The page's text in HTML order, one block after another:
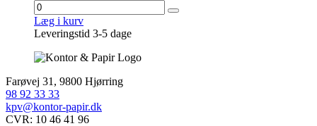
Læg i kurv
Leveringstid 3-5 dage
Farøvej 31, 9800 Hjørring
98 92 33 33
kpv@kontor-papir.dk
CVR: 10 46 41 96